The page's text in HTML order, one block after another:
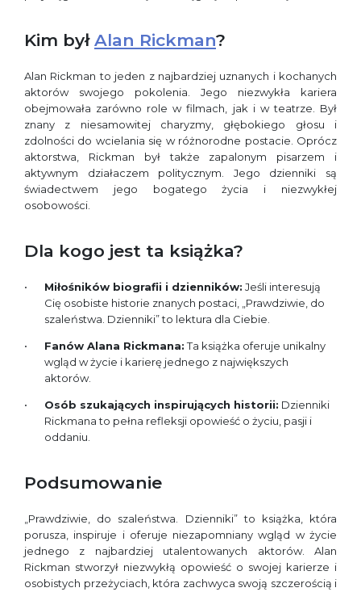
Kim był Alan Rickman?
Alan Rickman to jeden z najbardziej uznanych i kochanych
aktorów swojego pokolenia. Jego niezwykła kariera
obejmowała zarówno role w filmach, jak i w teatrze. Był
znany z niesamowitej charyzmy, głębokiego głosu i
zdolności do wcielania się w różnorodne postacie. Oprócz
aktorstwa, Rickman był także zapalonym pisarzem i
aktywnym działaczem politycznym. Jego dzienniki są
świadectwem jego bogatego życia i niezwykłej
osobowości.
Dla kogo jest ta książka?
Miłośników biografii i dzienników: Jeśli interesują
Cię osobiste historie znanych postaci, „Prawdziwie, do
szaleństwa. Dzienniki” to lektura dla Ciebie.
Fanów Alana Rickmana:Ta książka oferuje unikalny
wgląd w życie i karierę jednego z największych
aktorów.
Osób szukających inspirujących historii: Dzienniki
Rickmana to pełna refleksji opowieść o życiu, pasji i
oddaniu.
Podsumowanie
„Prawdziwie, do szaleństwa. Dzienniki” to książka, która
porusza, inspiruje i oferuje niezapomniany wgląd w życie
jednego z najbardziej utalentowanych aktorów. Alan
Rickman stworzył niezwykłą opowieść o swojej karierze i
osobistych przeżyciach, która zachwyca swoją szczerością i